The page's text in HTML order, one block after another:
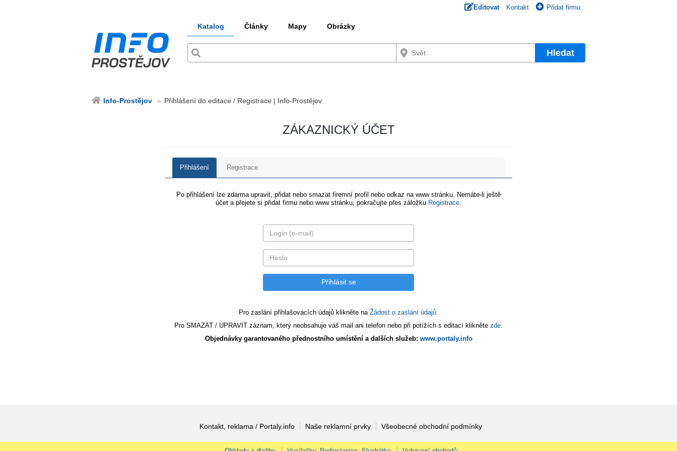
Editovat Kontakt Přidat firmu
Katalog Články Mapy Obrázky
Hledat
Info-Prostějov Přihlášení do editace / Registrace | Info-Prostějov
ZÁKAZNICKÝ ÚČET
Přihlášení Registrace
Po přihlášení lze zdarma upravit, přidat nebo smazat firemní profil nebo odkaz na www stránku. Nemáte-li ještě
účet a přejete si přidat firmu nebo www stránku, pokračujte přes záložku Registrace
Pro zaslání přihlašovacích údajů klikněte na Žádost o zaslání údajů.
Pro SMAZAT / UPRAVIT záznam, který neobsahuje váš mail ani telefon nebo při potížích s editací klikněte zde
Objednávky garantovaného přednostního umístění a dalších služeb: www.portaly.info
Kontakt, reklama / Portaly.info Naše reklamní prvky Všeobecné obchodní podmínky